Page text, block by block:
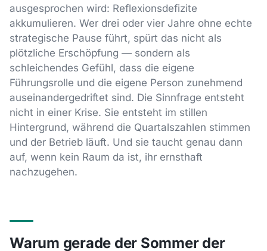
ausgesprochen wird: Reflexionsdefizite
akkumulieren. Wer drei oder vier Jahre ohne echte
strategische Pause führt, spürt das nicht als
plötzliche Erschöpfung — sondern als
schleichendes Gefühl, dass die eigene
Führungsrolle und die eigene Person zunehmend
auseinandergedriftet sind. Die Sinnfrage entsteht
nicht in einer Krise. Sie entsteht im stillen
Hintergrund, während die Quartalszahlen stimmen
und der Betrieb läuft. Und sie taucht genau dann
auf, wenn kein Raum da ist, ihr ernsthaft
nachzugehen.
Warum gerade der Sommer der